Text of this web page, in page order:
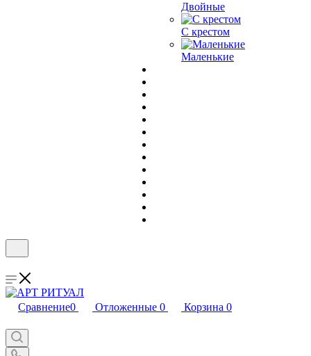
Двойные
С крестом
Маленькие
Сравнение0 Отложенные 0 Корзина 0